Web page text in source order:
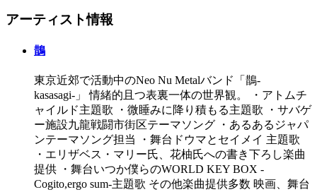
アーティスト情報
鵲
東京近郊で活動中のNeo Nu Metalバンド「鵲-
kasasagi-」 情緒的且つ表裏一体の世界観。 ・アトムチ
ャイルド主題歌 ・微睡みに降り積もる主題歌 ・サバゲ
ー施設九龍戦闘市街区テーマソング ・あるあるジャパ
ンテーマソング担当 ・舞台ドウマとセイメイ 主題歌
・エリザベス・マリー氏、花柚氏への書き下ろし楽曲
提供 ・舞台いつか僕らのWORLD KEY BOX -
Cogito,ergo sum-主題歌 その他楽曲提供多数 映画、舞台